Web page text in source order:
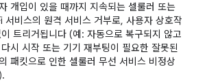
개입이 있을 때까지 지속되는 셀룰러 또는
서비스의 원격 서비스 거부로, 사용자 상호작
트리거됩니다 (예: 자동으로 복구되지 않고
시 시작 또는 기기 재부팅이 필요한 잘못된
패킷으로 인한 셀룰러 무선 서비스 비정상